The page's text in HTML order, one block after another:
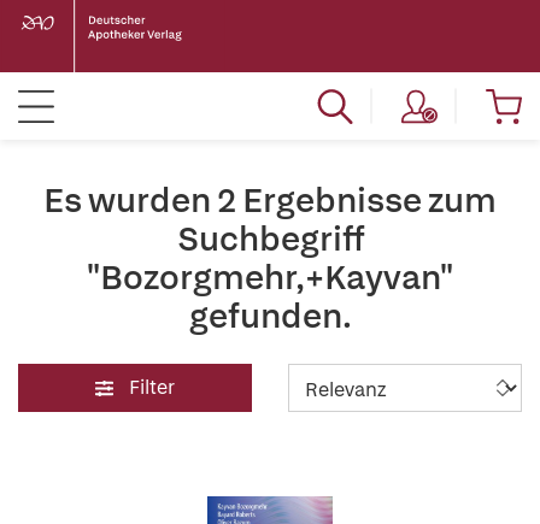
Es wurden 2 Ergebnisse zum
Suchbegriff
"Bozorgmehr,+Kayvan"
gefunden.
Filter